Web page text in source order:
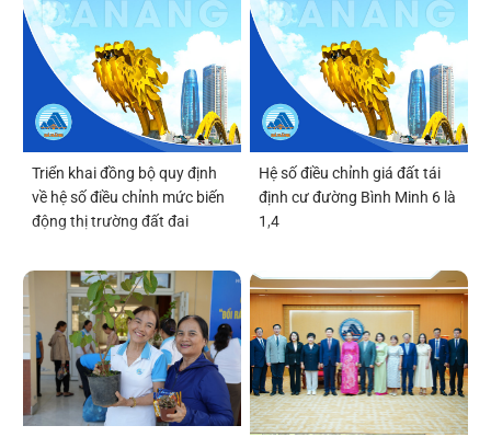
Triển khai đồng bộ quy định
về hệ số điều chỉnh mức biến
động thị trường đất đai
Hệ số điều chỉnh giá đất tái
định cư đường Bình Minh 6 là
1,4